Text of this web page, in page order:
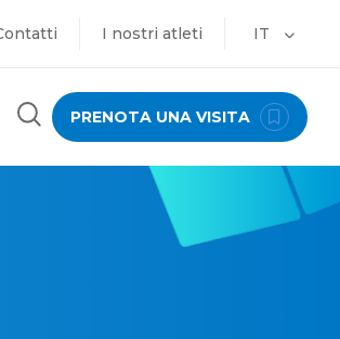
I nostri atleti IT
PRENOTA UNA VISITA